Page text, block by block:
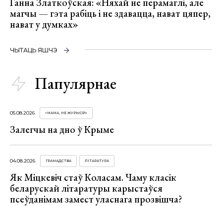
магчы — гэта рабіць і не здавацца, нават цяпер,
нават у думках»
ЧЫТАЦЬ ЯШЧЭ
Папулярнае
05.08.2026 «МАМА, НЕ ЖУРЫСЯ!»
Залегчы на дно ў Крыме
04.08.2026 ГРАМАДСТВА ЛІТАРАТУРА
Як Міцкевіч стаў Коласам. Чаму класік
беларускай літаратуры карыстаўся
псеўданімам замест уласнага прозвішча?